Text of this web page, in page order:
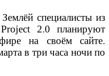
специалисты из
2.0 планируют
на своём сайте.
в три часа ночи по